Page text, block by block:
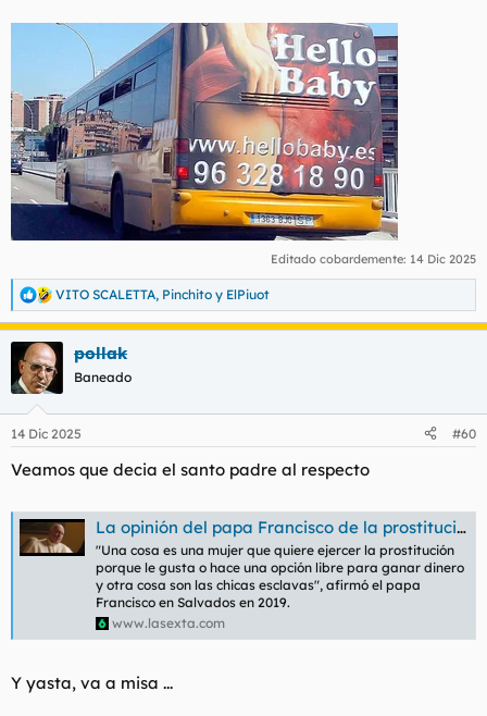
Editado cobardemente: 14 Dic 2025
R
e
a
c
c
i
e
:
VITO SCALETTA, Pinchito y ElPiuot
pollak
Baneado
14 Dic 2025 #60
Veamos que decia el santo padre al respecto
La opinión del papa Francisco de la prostitución: "Una cosa es la que la ejerce libremente y otra es una esclava por la trata"
"Una cosa es una mujer que quiere ejercer la prostitución
porque le gusta o hace una opción libre para ganar dinero
y otra cosa son las chicas esclavas", afirmó el papa
Francisco en Salvados en 2019.
www.lasexta.com
Y yasta, va a misa ...